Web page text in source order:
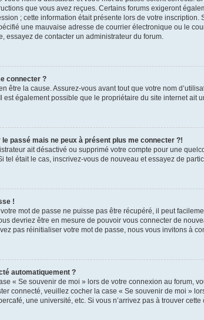
que vous avez reçues. Certains forums exigeront
; cette information était présente lors de votre
une mauvaise adresse de courrier électronique ou le
essayez de contacter un administrateur du forum.
connecter ?
être la cause. Assurez-vous avant tout que votre nom
est également possible que le propriétaire du site internet ait
passé mais ne peux à présent plus me connecter ?!
ait désactivé ou supprimé votre compte pour une
tel était le cas, inscrivez-vous de nouveau et essayez de
!
mot de passe ne puisse pas être récupéré, il peut
devriez être en mesure de pouvoir vous connecter de
pas réinitialiser votre mot de passe, nous vous invitons à
automatiquement ?
« Se souvenir de moi » lors de votre connexion au forum,
connecté, veuillez cocher la case « Se souvenir de moi »
une université, etc. Si vous n’arrivez pas à trouver